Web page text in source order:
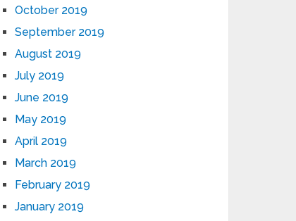
October 2019
September 2019
August 2019
July 2019
June 2019
May 2019
April 2019
March 2019
February 2019
January 2019